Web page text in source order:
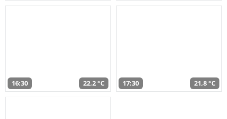
16:30 22,2 °C 17:30 21,8 °C